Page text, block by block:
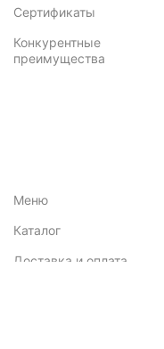
Сертификаты
Конкурентные
преимущества
Меню
Каталог
Доставка и оплата